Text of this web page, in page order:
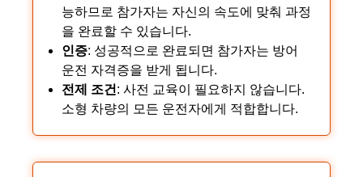
능하므로 참가자는 자신의 속도에 맞춰 과정
을 완료할 수 있습니다.
인증: 성공적으로 완료되면 참가자는 방어
운전 자격증을 받게 됩니다.
전제 조건 : 사전 교육이 필요하지 않습니다.
소형 차량의 모든 운전자에게 적합합니다.